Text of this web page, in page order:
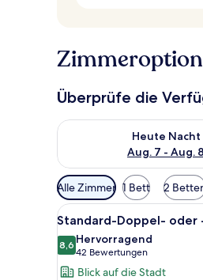
Überprüfe die
Heute Nacht
Aug. 7 - Aug. 8
Überprüfe die
Verfügbare
Filter
für
Zimmer
Alle Zimmer 1 Bett 2
Alle
Fotos
für
Standard-
4
Standard-Doppel-
8,68,6 von 10
Hervorragend
42 Bewertungen
(42
Bewertungen)
Blick auf die Stadt